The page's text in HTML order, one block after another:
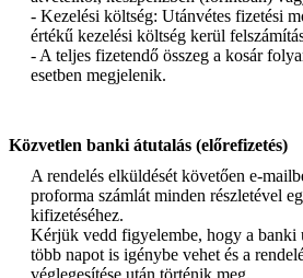
- Kezelési költség: Utánvétes fizetési
értékű kezelési költség kerül
- A teljes fizetendő összeg a kosár
esetben megjelenik.
Közvetlen banki átutalás (előrefizetés)
A rendelés elküldését követően e-
proforma számlát minden részletével
kifizetéséhez.
Kérjük vedd figyelembe, hogy a banki
több napot is igénybe vehet és a
véglegesítése után történik meg.